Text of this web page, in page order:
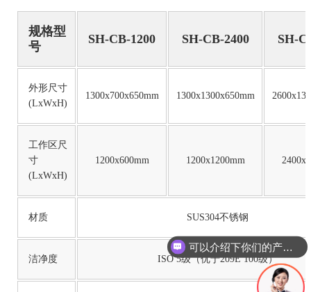
规格型
号
SH-CB-1200 SH-CB-2400 SH-
外形尺寸
(LxWxH)
1300x700x650mm 1300x1300x650mm
工作区尺
寸
(LxWxH)
1200x600mm 1200x1200mm
材质 SUS304不锈钢
洁净度 ISO 5级（优于209E 100级）
可以介绍下你们的产品么